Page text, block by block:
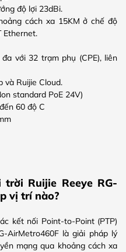
độ lợi 23dBi.
cách xa 15KM ở chế độ
Ethernet.
với 32 trạm phụ (CPE), liên
và Ruijie Cloud.
standard PoE 24V)
60 độ C
Ruijie Reeye RG-
vị trí nào?
kết nối Point-to-Point (PTP)
AirMetro460F là giải pháp lý
mạng qua khoảng cách xa